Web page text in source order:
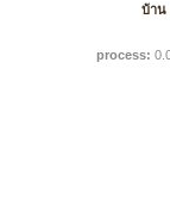
บ้าน
process: